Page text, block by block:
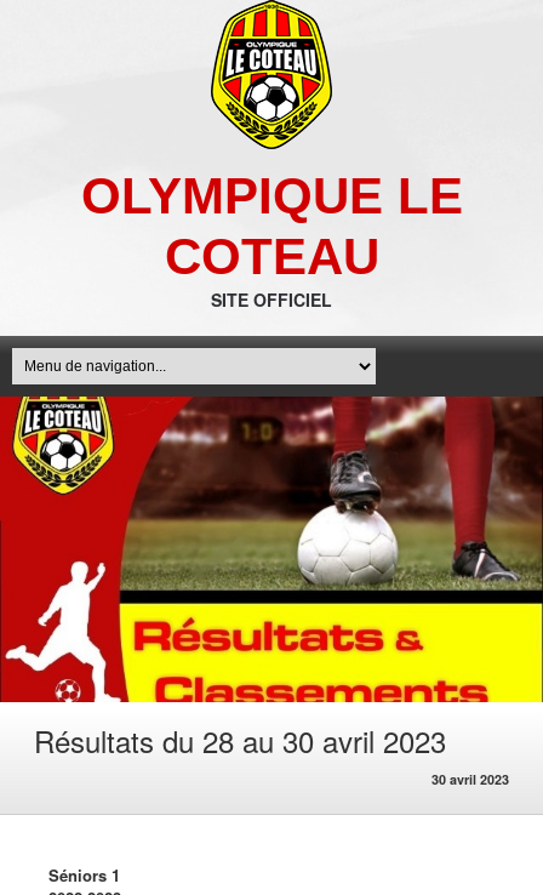
OLYMPIQUE LE
COTEAU
SITE OFFICIEL
Résultats du 28 au 30 avril 2023
30 avril 2023
Séniors 1